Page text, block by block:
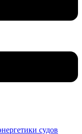
судов